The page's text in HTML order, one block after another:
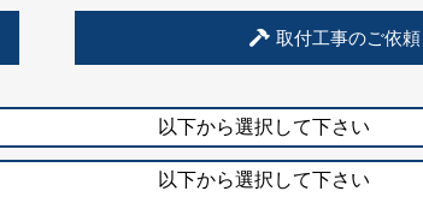
取付工事のご依頼
以下から選択して下さい
以下から選択して下さい